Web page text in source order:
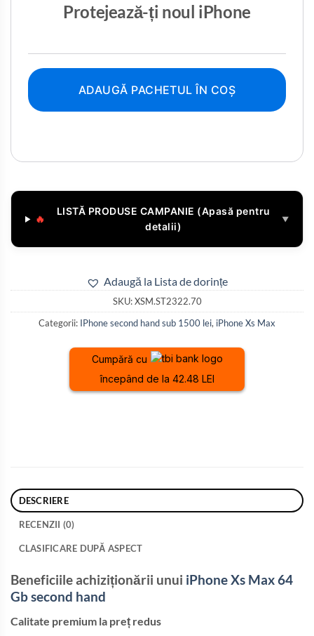
Protejează-ți noul iPhone
ADAUGĂ PACHETUL ÎN COȘ
🔥
LISTĂ PRODUSE CAMPANIE (Apasă pentru
detalii)
▼
Adaugă la Lista de dorințe
SKU:XSM.ST2322.70
Categorii: IPhone second hand sub 1500 lei, iPhone Xs Max
Cumpără cu
începând de la 42.48 LEI
DESCRIERE
RECENZII (0)
CLASIFICARE DUPĂ ASPECT
Beneficiile achiziționării unui iPhone Xs Max 64
Gb second hand
Calitate premium la preț redus